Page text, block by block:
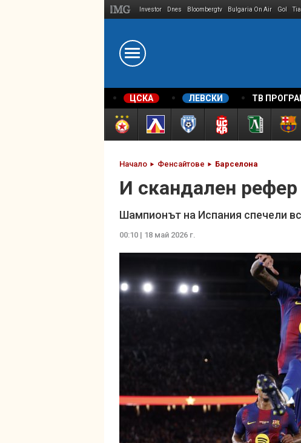
Investor Dnes Bloombergtv Bulgaria On Air Gol
ЦСКА ЛЕВСКИ ТВ
Начало Фенсайтове Барселона
И скандален
Шампионът на Испания спечели
00:10 | 18 май 2026 г.